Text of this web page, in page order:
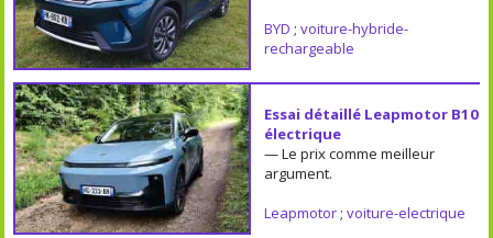
BYD ; voiture-hybride-
rechargeable
Essai détaillé Leapmotor B10
électrique
— Le prix comme meilleur
argument.
Leapmotor; voiture-electrique